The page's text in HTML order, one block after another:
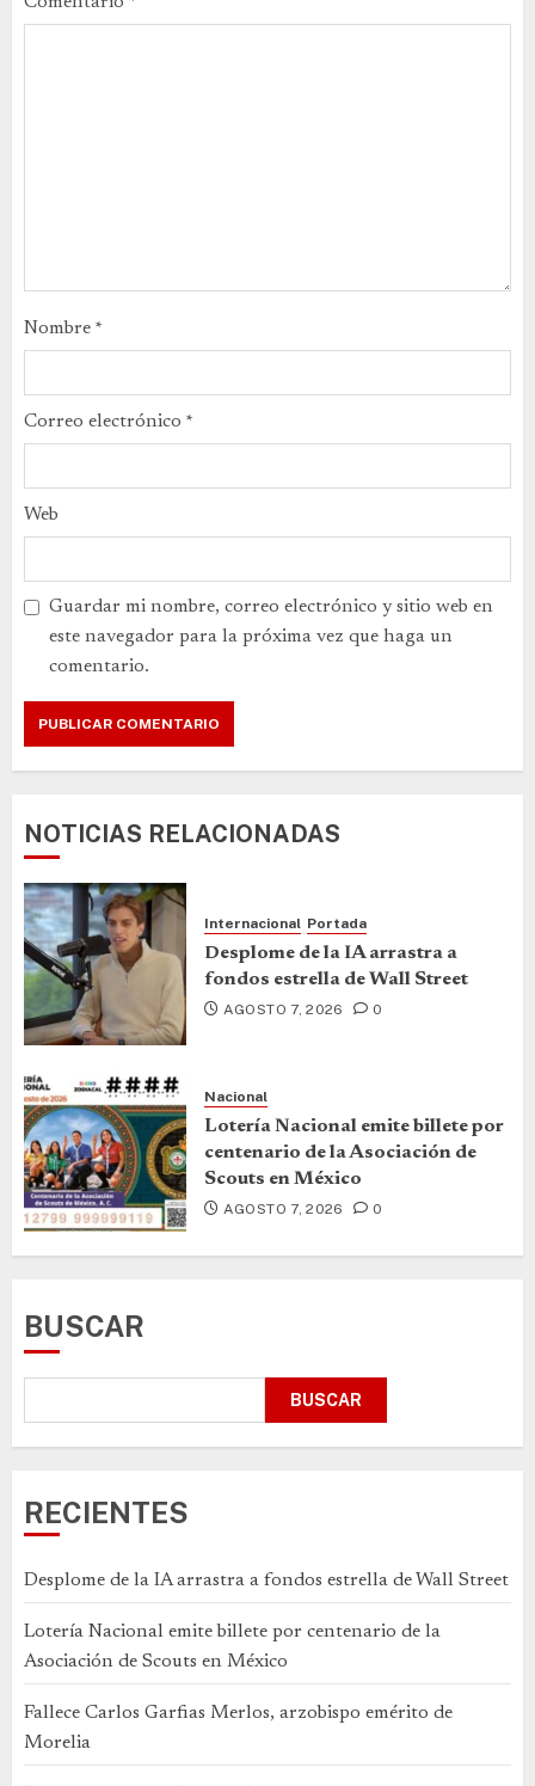
Nombre *
Correo electrónico *
Web
Guardar mi nombre, correo electrónico y sitio web en
este navegador para la próxima vez que haga un
comentario.
NOTICIAS RELACIONADAS
Internacional Portada
Desplome de la IA arrastra a
fondos estrella de Wall Street
AGOSTO 7, 2026 0
Nacional
Lotería Nacional emite billete por
centenario de la Asociación de
Scouts en México
AGOSTO 7, 2026 0
BUSCAR
BUSCAR
RECIENTES
Desplome de la IA arrastra a fondos estrella de Wall Street
Lotería Nacional emite billete por centenario de la
Asociación de Scouts en México
Fallece Carlos Garfias Merlos, arzobispo emérito de
Morelia